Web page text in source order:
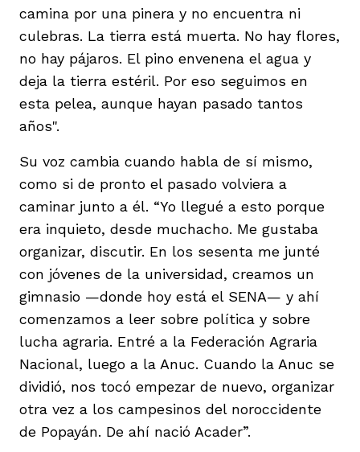
camina por una pinera y no encuentra ni
culebras. La tierra está muerta. No hay flores,
no hay pájaros. El pino envenena el agua y
deja la tierra estéril. Por eso seguimos en
esta pelea, aunque hayan pasado tantos
años".
Su voz cambia cuando habla de sí mismo,
como si de pronto el pasado volviera a
caminar junto a él. “Yo llegué a esto porque
era inquieto, desde muchacho. Me gustaba
organizar, discutir. En los sesenta me junté
con jóvenes de la universidad, creamos un
gimnasio —donde hoy está el SENA— y ahí
comenzamos a leer sobre política y sobre
lucha agraria. Entré a la Federación Agraria
Nacional, luego a la Anuc. Cuando la Anuc se
dividió, nos tocó empezar de nuevo, organizar
otra vez a los campesinos del noroccidente
de Popayán. De ahí nació Acader”.